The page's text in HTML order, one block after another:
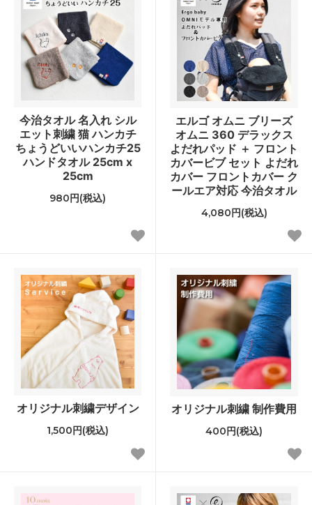
今治タオル 名入れ シル
エット刺繍 猫 ハンカチ
ちょうどいいハンカチ25
ハンドタオル 25cm x
25cm
980円(税込)
エルゴ オムニ ブリーズ
オムニ 360 デラックス
よだれパッド ＋ フロント
カバービブ セット よだれ
カバー フロントカバー ク
ールエア対応 今治タオル
4,080円(税込)
オリジナル刺繍デザイン
1,500円(税込)
オリジナル刺繍 制作費用
400円(税込)